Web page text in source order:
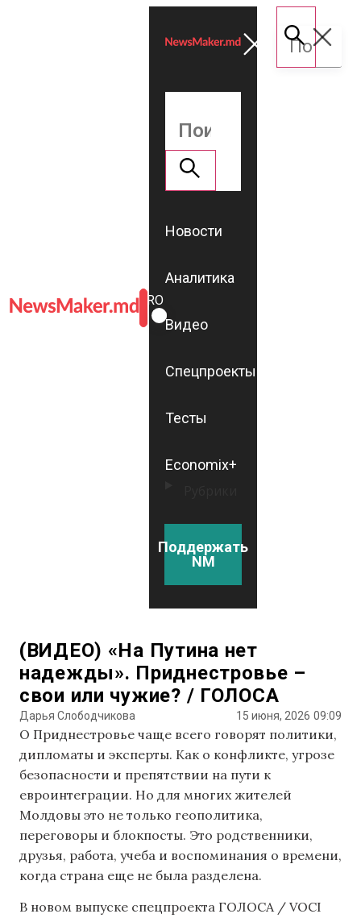
ROMÂNĂ
RU
Новости
Аналитика
Видео
Спецпроекты
Тесты
Economix+
Поддержать
NM
(ВИДЕО) «На Путина нет
надежды». Приднестровье –
свои или чужие? / ГОЛОСА
Дарья Слободчикова 15 июня, 2026 09:09
О Приднестровье чаще всего говорят политики,
дипломаты и эксперты. Как о конфликте, угрозе
безопасности и препятствии на пути к
евроинтеграции. Но для многих жителей
Молдовы это не только геополитика,
переговоры и блокпосты. Это родственники,
друзья, работа, учеба и воспоминания о времени,
когда страна еще не была разделена.
В новом выпуске спецпроекта ГОЛОСА / VOCI